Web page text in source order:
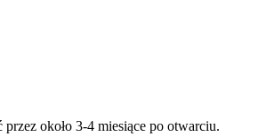
przez około 3-4 miesiące po otwarciu.